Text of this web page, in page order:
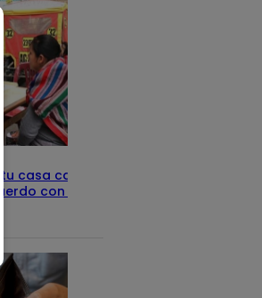
tu casa califica
con el Sisfoh